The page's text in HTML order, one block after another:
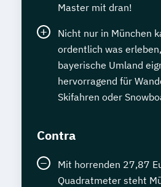
Master mit dran!
Nicht nur in München
ordentlich was
bayerische Umland
hervorragend für
Skifahren oder
Contra
Mit horrenden 27,87
Quadratmeter steht